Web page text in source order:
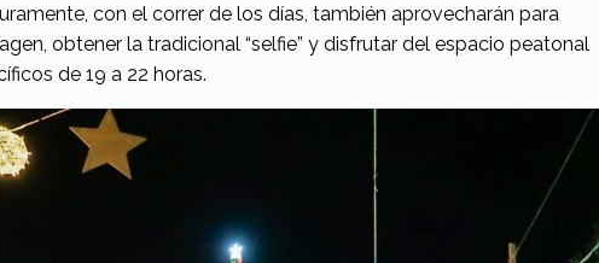
con el correr de los días, también aprovecharán para
obtener la tradicional “selfie” y disfrutar del espacio peatonal
de 19 a 22 horas.